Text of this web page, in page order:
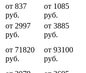
от 837
руб.
от 1085
руб.
от 2997
руб.
от 3885
руб.
от 71820
руб.
от 93100
руб.